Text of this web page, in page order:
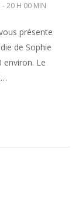
20 H 00 MIN
présente
de Sophie
environ. Le